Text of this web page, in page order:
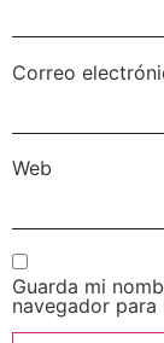
Correo
Web
Guarda mi
navegador